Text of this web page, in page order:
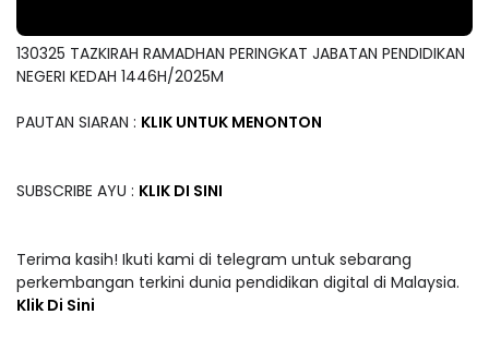
130325 TAZKIRAH RAMADHAN PERINGKAT JABATAN PENDIDIKAN
NEGERI KEDAH 1446H/2025M
PAUTAN SIARAN : KLIK UNTUK MENONTON
SUBSCRIBE AYU : KLIK DI SINI
Terima kasih! Ikuti kami di telegram untuk sebarang
perkembangan terkini dunia pendidikan digital di Malaysia.
Klik Di Sini